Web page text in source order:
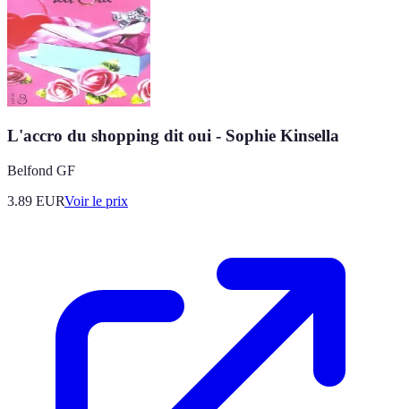
L'accro du shopping dit oui - Sophie Kinsella
Belfond GF
3.89 EURVoir le prix